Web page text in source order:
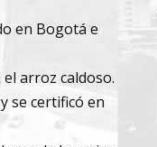
en Bogotá e
arroz caldoso.
se certificó en